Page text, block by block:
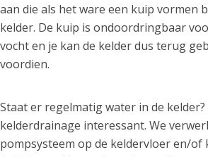
aan die als het ware een kuip vormen
kelder. De kuip is ondoordringbaar
vocht en je kan de kelder dus terug
voordien.
Staat er regelmatig water in de kelder?
kelderdrainage interessant. We
pompsysteem op de keldervloer en/of